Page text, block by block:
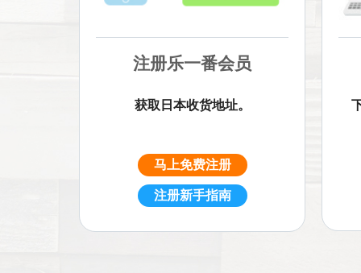
注册乐一番会员
获取日本收货地址。
马上免费注册
注册新手指南